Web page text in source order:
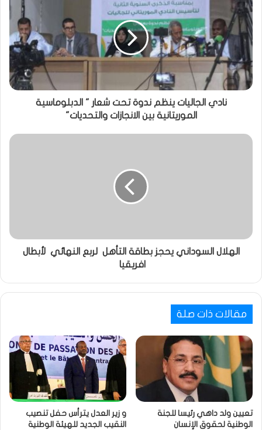
نادي الجاليات ينظم ندوة تحت شعار " الدبلوماسية
الموريتانية بين الانجازات والتحديات"
الهلال السوداني يحجز بطاقة التأهل لربع النهائي لأبطال
افريقيا
مقالات ذات صلة
تعيين ولد داهي رئيسا للجنة
الوطنية لحقوق الإنسان
و زير العدل يترأس حفل تنصيب
النقيب الجديد للهيئة الوطنية